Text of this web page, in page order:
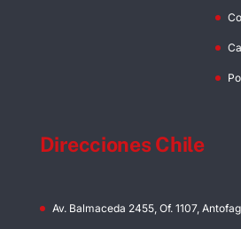
Direcciones Chile
Av. Balmaceda 2455, Of. 1107,